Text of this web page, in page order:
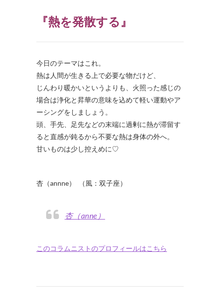
『熱を発散する』
今日のテーマはこれ。
熱は人間が生きる上で必要な物だけど、
じんわり暖かいというよりも、火照った感じの
場合は浄化と昇華の意味を込めて軽い運動やア
ーシングをしましょう。
頭、手先、足先などの末端に過剰に熱が滞留す
ると直感が鈍るから不要な熱は身体の外へ。
甘いものは少し控えめに♡
杏（annne） （風：双子座）
杏（anne）
このコラムニストのプロフィールはこちら